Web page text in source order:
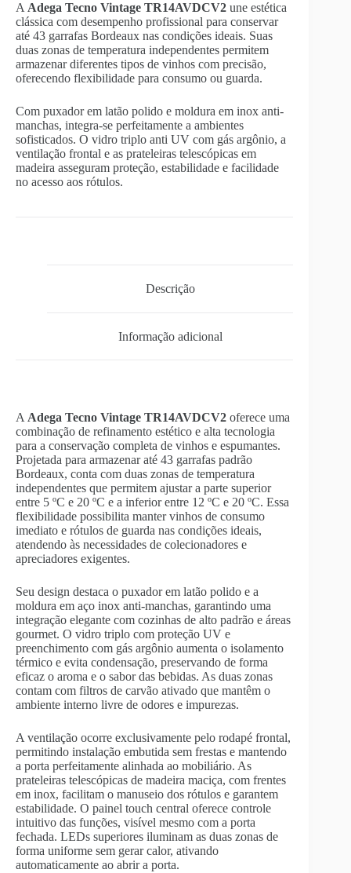
A Adega Tecno Vintage TR14AVDCV2 une estética
clássica com desempenho profissional para conservar
até 43 garrafas Bordeaux nas condições ideais. Suas
duas zonas de temperatura independentes permitem
armazenar diferentes tipos de vinhos com precisão,
oferecendo flexibilidade para consumo ou guarda.
Com puxador em latão polido e moldura em inox anti-
manchas, integra-se perfeitamente a ambientes
sofisticados. O vidro triplo anti UV com gás argônio, a
ventilação frontal e as prateleiras telescópicas em
madeira asseguram proteção, estabilidade e facilidade
no acesso aos rótulos.
Descrição
Informação adicional
AAdega Tecno Vintage TR14AVDCV2 oferece uma
combinação de refinamento estético e alta tecnologia
para a conservação completa de vinhos e espumantes.
Projetada para armazenar até 43 garrafas padrão
Bordeaux, conta com duas zonas de temperatura
independentes que permitem ajustar a parte superior
entre 5 ºC e 20 ºC e a inferior entre 12 ºC e 20 ºC. Essa
flexibilidade possibilita manter vinhos de consumo
imediato e rótulos de guarda nas condições ideais,
atendendo às necessidades de colecionadores e
apreciadores exigentes.
Seu design destaca o puxador em latão polido e a
moldura em aço inox anti-manchas, garantindo uma
integração elegante com cozinhas de alto padrão e áreas
gourmet. O vidro triplo com proteção UV e
preenchimento com gás argônio aumenta o isolamento
térmico e evita condensação, preservando de forma
eficaz o aroma e o sabor das bebidas. As duas zonas
contam com filtros de carvão ativado que mantêm o
ambiente interno livre de odores e impurezas.
A ventilação ocorre exclusivamente pelo rodapé frontal,
permitindo instalação embutida sem frestas e mantendo
a porta perfeitamente alinhada ao mobiliário. As
prateleiras telescópicas de madeira maciça, com frentes
em inox, facilitam o manuseio dos rótulos e garantem
estabilidade. O painel touch central oferece controle
intuitivo das funções, visível mesmo com a porta
fechada. LEDs superiores iluminam as duas zonas de
forma uniforme sem gerar calor, ativando
automaticamente ao abrir a porta.